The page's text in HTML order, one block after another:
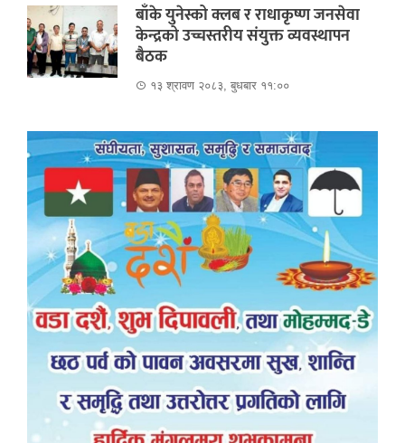
बाँके युनेस्को क्लब र राधाकृष्ण जनसेवा
केन्द्रको उच्चस्तरीय संयुक्त व्यवस्थापन
बैठक
१३ श्रावण २०८३, बुधबार ११:००